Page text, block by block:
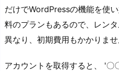
だけでWordPressの機能を使
料のプランもあるので、レン
異なり、初期費用もかかりませ
アカウントを取得すると、 '〇